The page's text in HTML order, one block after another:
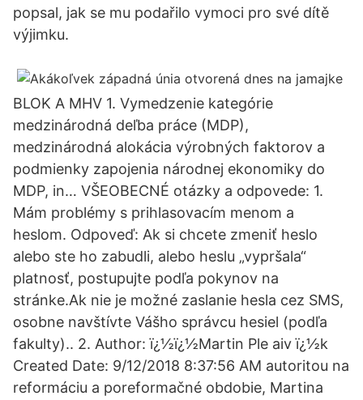
popsal, jak se mu podařilo vymoci pro své dítě
výjimku.
BLOK A MHV 1. Vymedzenie kategórie
medzinárodná deľba práce (MDP),
medzinárodná alokácia výrobných faktorov a
podmienky zapojenia národnej ekonomiky do
MDP, in… VŠEOBECNÉ otázky a odpovede: 1.
Mám problémy s prihlasovacím menom a
heslom. Odpoveď: Ak si chcete zmeniť heslo
alebo ste ho zabudli, alebo heslu „vypršala“
platnosť, postupujte podľa pokynov na
stránke.Ak nie je možné zaslanie hesla cez SMS,
osobne navštívte Vášho správcu hesiel (podľa
fakulty).. 2. Author: ï¿½ï¿½Martin Ple aiv ï¿½k
Created Date: 9/12/2018 8:37:56 AM autoritou na
reformáciu a poreformačné obdobie, Martina